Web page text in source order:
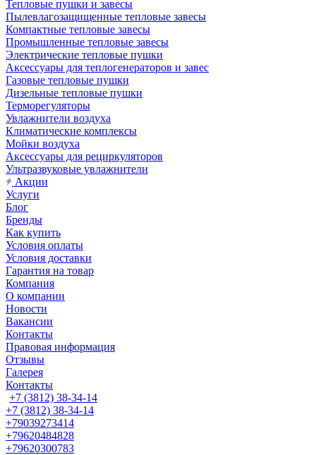
Тепловые пушки и завесы
Пылевлагозащищенные тепловые завесы
Компактные тепловые завесы
Промышленные тепловые завесы
Электрические тепловые пушки
Аксессуары для теплогенераторов и завес
Газовые тепловые пушки
Дизельные тепловые пушки
Терморегуляторы
Увлажнители воздуха
Климатические комплексы
Мойки воздуха
Аксессуары для рециркуляторов
Ультразвуковые увлажнители
Акции
Услуги
Блог
Бренды
Как купить
Условия оплаты
Условия доставки
Гарантия на товар
Компания
О компании
Новости
Вакансии
Контакты
Правовая информация
Отзывы
Галерея
Контакты
+7 (3812) 38-34-14
+7 (3812) 38-34-14
+79039273414
+79620484828
+79620300783